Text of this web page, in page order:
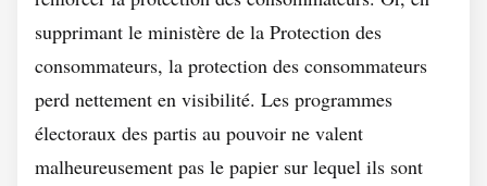
supprimant le ministère de la Protection des
consommateurs, la protection des consommateurs
perd nettement en visibilité. Les programmes
électoraux des partis au pouvoir ne valent
malheureusement pas le papier sur lequel ils sont